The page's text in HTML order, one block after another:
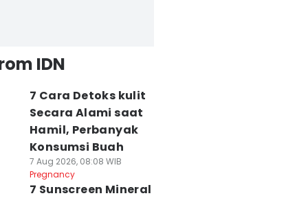
IDN
7 Cara Detoks kulit
Secara Alami saat
Hamil, Perbanyak
Konsumsi Buah
7 Aug 2026, 08:08 WIB
Pregnancy
7 Sunscreen Mineral